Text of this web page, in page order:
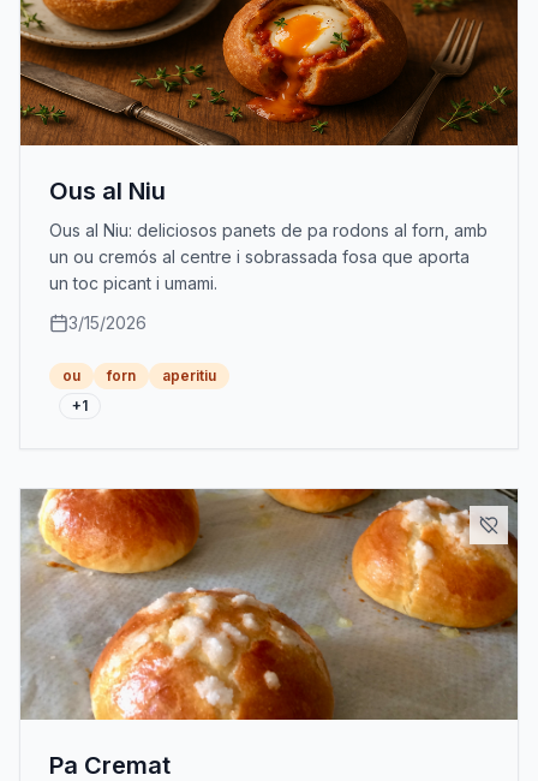
Ous al Niu
Ous al Niu: deliciosos panets de pa rodons al forn, amb
un ou cremós al centre i sobrassada fosa que aporta
un toc picant i umami.
3/15/2026
ou forn
aperitiu
+1
Pa Cremat